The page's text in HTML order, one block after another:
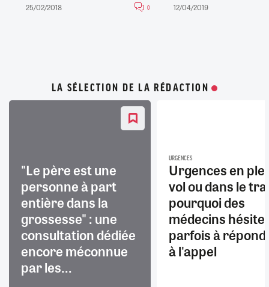
25/02/2018 0 12/04/2019
LA SÉLECTION DE LA RÉDACTION
"Le père est une
personne à part
entière dans la
grossesse" : une
consultation dédiée
encore méconnue
par les...
URGENCES
Urgences en
vol ou dans le
pourquoi des
médecins
parfois à
à l'appel